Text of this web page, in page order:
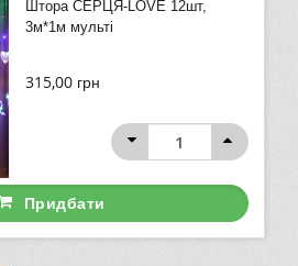
Штора СЕРЦЯ-LOVE 12шт,
3м*1м мульті
315,00 грн
Придбати